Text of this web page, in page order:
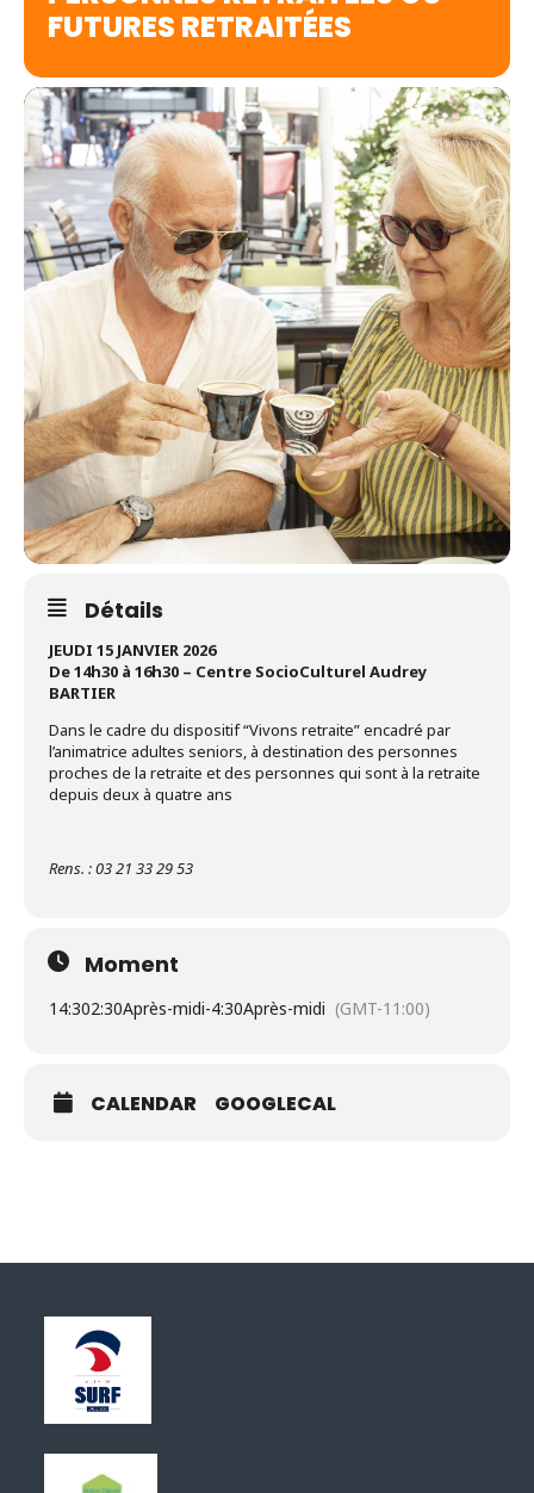
FUTURES RETRAITÉES
Détails
JEUDI 15 JANVIER 2026
De 14h30 à 16h30 – Centre SocioCulturel Audrey
BARTIER
Dans le cadre du dispositif “Vivons retraite” encadré par
l’animatrice adultes seniors, à destination des personnes
proches de la retraite et des personnes qui sont à la retraite
depuis deux à quatre ans
Rens. : 03 21 33 29 53
Moment
14:302:30Après-midi-4:30Après-midi (GMT-11:00)
CALENDAR GOOGLECAL